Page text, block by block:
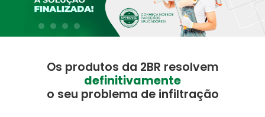
Os produtos da 2BR resolvem
definitivamente
o seu problema de infiltração